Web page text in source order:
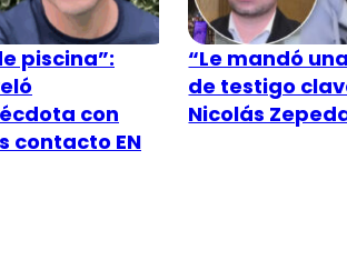
piscina”:
con
contacto EN
“Le mandó
de testigo
Nicolás